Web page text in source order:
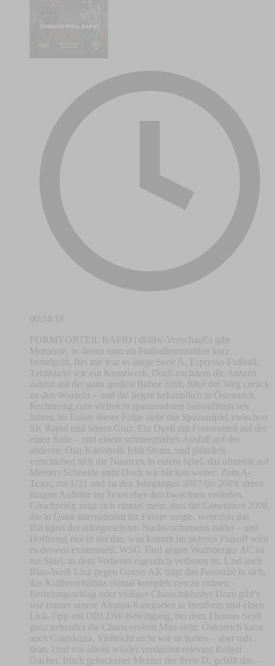
00:34:18
FORMVORTEIL RAPID | dbldw-VorschauEs gibt
Momente, in denen man als Fußballromantiker kurz
fremdgeht. Bei mir war es lange Serie A, Espresso-Fußball,
Taktiktafel wie ein Kunstwerk. Doch nachdem die Azzurri
zuletzt auf der ganz großen Bühne fehlt, führt der Weg zurück
zu den Wurzeln – und die liegen bekanntlich in Österreich.
Rechtzeitig zum vielleicht spannendsten Saisonfinish seit
Jahren.Im Fokus dieser Folge steht das Spitzenspiel zwischen
SK Rapid und Sturm Graz. Ein Duell mit Formvorteil auf der
einen Seite – und einem schmerzhaften Ausfall auf der
anderen: Otar Kiteishvili fehlt Sturm, und plötzlich
verschieben sich die Nuancen in einem Spiel, das ohnehin auf
Messers Schneide steht.Doch wir blicken weiter: Zum A-
Team, zur U21 und zu den Jahrgängen 2007 bis 2009, deren
jüngste Auftritte im Team eher durchwachsen verliefen.
Gleichzeitig zeigt sich einmal mehr, dass die Generation 2008,
die in Qatar international für Furore sorgte, weiterhin das
Rückgrat der erfolgreichsten Nachwuchsteams bildet – und
Hoffnung macht auf das, was kommt.Im unteren Playoff wird
es derweil existenziell: WSG Tirol gegen Wolfsberger AC ist
ein Spiel, in dem Verlieren eigentlich verboten ist. Und auch
Blau-Weiß Linz gegen Grazer AK trägt das Potenzial in sich,
das Kräfteverhältnis einmal komplett neu zu ordnen –
Befreiungsschlag oder völliges Chaos inklusive.Dazu gibt’s
wie immer unsere Alumni-Kategorien in Bestform und einen
Link-Tipp mit DBLDW-Beteiligung, bei dem Thomas Seidl
ganz nebenbei die Charts erobert.Man sieht: Österreich kann
auch Grandezza. Vielleicht nicht wie in Italien – aber nah
dran. Und vor allem: wieder verdammt relevant.Robert
Gucher, frisch gebackener Meister der Serie D, gefällt das.-